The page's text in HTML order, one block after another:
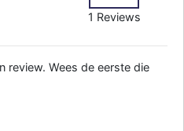
1 Reviews
review. Wees de eerste die